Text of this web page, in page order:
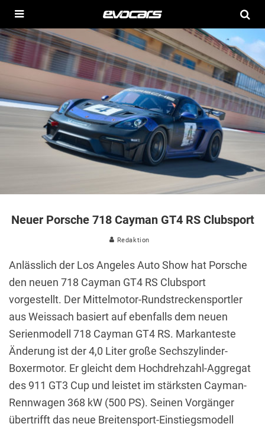
Neuer Porsche 718 Cayman GT4 RS Clubsport
Redaktion
Anlässlich der Los Angeles Auto Show hat Porsche
den neuen 718 Cayman GT4 RS Clubsport
vorgestellt. Der Mittelmotor-Rundstreckensportler
aus Weissach basiert auf ebenfalls dem neuen
Serienmodell 718 Cayman GT4 RS. Markanteste
Änderung ist der 4,0 Liter große Sechszylinder-
Boxermotor. Er gleicht dem Hochdrehzahl-Aggregat
des 911 GT3 Cup und leistet im stärksten Cayman-
Rennwagen 368 kW (500 PS). Seinen Vorgänger
übertrifft das neue Breitensport-Einstiegsmodell